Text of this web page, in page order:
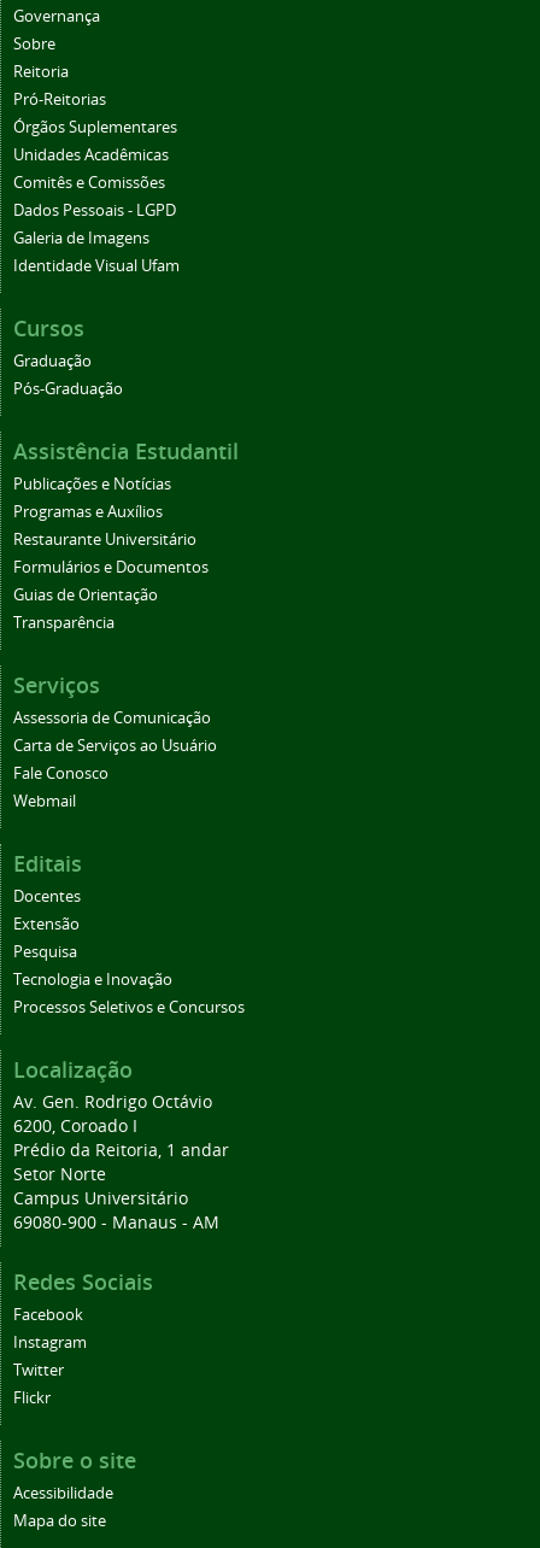
Governança
Sobre
Reitoria
Pró-Reitorias
Órgãos Suplementares
Unidades Acadêmicas
Comitês e Comissões
Dados Pessoais - LGPD
Galeria de Imagens
Identidade Visual Ufam
Cursos
Graduação
Pós-Graduação
Assistência Estudantil
Publicações e Notícias
Programas e Auxílios
Restaurante Universitário
Formulários e Documentos
Guias de Orientação
Transparência
Serviços
Assessoria de Comunicação
Carta de Serviços ao Usuário
Fale Conosco
Webmail
Editais
Docentes
Extensão
Pesquisa
Tecnologia e Inovação
Processos Seletivos e Concursos
Localização
Av. Gen. Rodrigo Octávio
6200, Coroado I
Prédio da Reitoria, 1 andar
Setor Norte
Campus Universitário
69080-900 - Manaus - AM
Redes Sociais
Facebook
Instagram
Twitter
Flickr
Sobre o site
Acessibilidade
Mapa do site